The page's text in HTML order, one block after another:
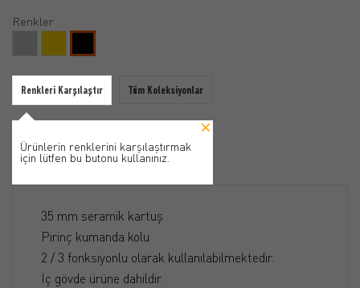
Renkler :
Renkleri Karşılaştır Tüm Koleksiyonlar
Ürünlerin renklerini karşılaştırmak
için lütfen bu butonu kullanınız.
35 mm seramik kartuş
Pirinç kumanda kolu
2 / 3 fonksiyonlu olarak kullanılabilmektedir.
İç gövde ürüne dahildir.